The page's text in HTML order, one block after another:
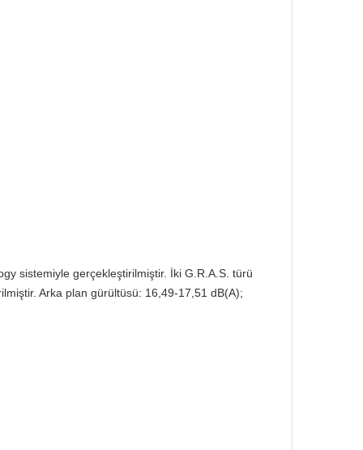
sistemiyle gerçekleştirilmiştir. İki G.R.A.S. türü
Arka plan gürültüsü: 16,49-17,51 dB(A);